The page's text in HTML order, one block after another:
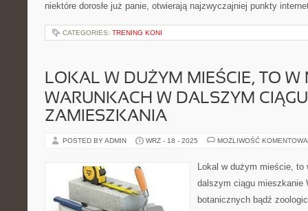
niektóre dorosłe już panie, otwierają najzwyczajniej punkty
CATEGORIES: TRENING KONI
LOKAL W DUŻYM MIEŚCIE, TO W
WARUNKACH W DALSZYM CIĄGU
ZAMIESZKANIA
POSTED BY ADMIN WRZ - 18 - 2025 MOŻLIWOŚĆ
Lokal w dużym mieście, to
dalszym ciągu mieszkanie
botanicznych bądź